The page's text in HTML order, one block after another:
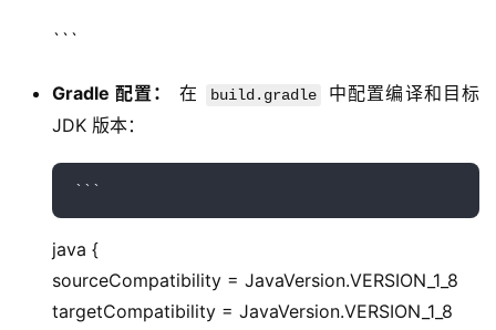
```
Gradle 配置： 在 build.gradle
中配置编译和目标
JDK 版本：
java {
sourceCompatibility = JavaVersion.VERSION_1_8
targetCompatibility = JavaVersion.VERSION_1_8